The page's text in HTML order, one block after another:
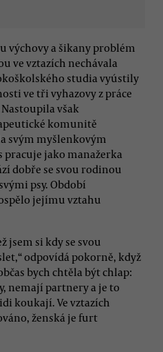
výchovy a šikany problém
ve vztazích nechávala
studia vyústily
ve tři vyhazovy z práce
však
komunitě
svým myšlenkovým
jako manažerka
dobře se svou rodinou
psy. Období
jejímu vztahu
jsem si kdy se svou
odpovídá pokorně, když
bych chtěla být chlap:
nemají partnery a je to
koukají. Ve vztazích
ženská je furt